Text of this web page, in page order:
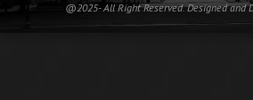
@2025- All Right Reserved. Designed and